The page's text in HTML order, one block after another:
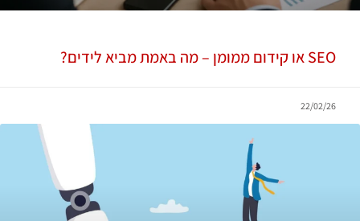
SEO או קידום ממומן – מה באמת מביא לידים?
22/02/26